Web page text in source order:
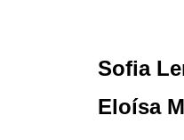
Sofia
Eloísa